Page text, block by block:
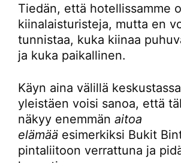
Tiedän, että hotellissamme
kiinalaisturisteja, mutta en
tunnistaa, kuka kiinaa
ja kuka paikallinen.
Käyn aina välillä
yleistäen voisi sanoa, että
näkyy enemmän aitoa
elämää esimerkiksi Bukit
pintaliitoon verrattuna ja